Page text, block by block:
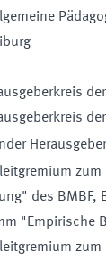
Herausgeber
des BMBF,
"Empirische